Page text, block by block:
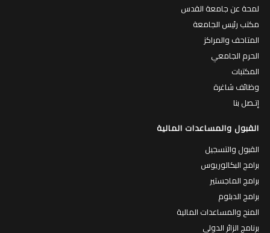
لمحة عن جامعة القدس
مكتب رئيس الجامعة
المتاحف والمراكز
الحرم الجامعي
المكتبات
وظائف شاغرة
إتـصل بنا
القبول والمساعدات المالية
القبول والتسجيل
برامج البكالوريوس
برامج الماجستير
برامج الدبلوم
المنح والمساعدات المالية
برنامج الزائر الدولي